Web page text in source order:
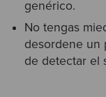
genérico.
No tengas
desordene un
de detectar el